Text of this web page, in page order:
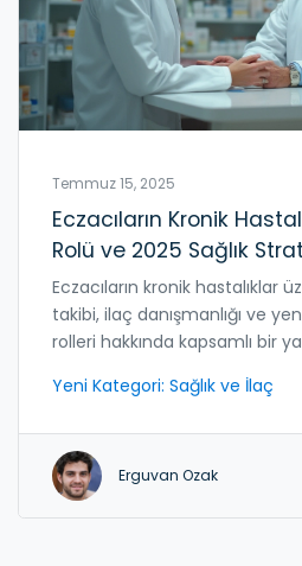
Temmuz 15, 2025
Eczacıların Kronik
Rolü ve 2025 Sağlık
Eczacıların kronik hastalıklar
takibi, ilaç danışmanlığı ve
rolleri hakkında kapsamlı bir
Yeni Kategori: Sağlık ve İlaç
Erguvan Ozak